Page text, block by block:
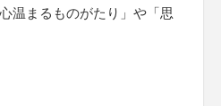
温まるものがたり」や「思